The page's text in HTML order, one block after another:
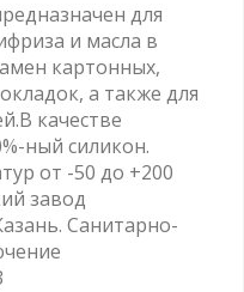
для
и масла в
картонных,
а также для
качестве
ный силикон.
от -50 до +200
завод
Санитарно-